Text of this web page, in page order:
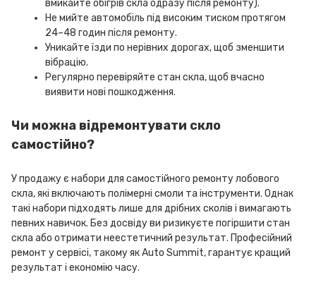
вмикайте обігрів скла одразу після ремонту).
Не мийте автомобіль під високим тиском протягом
24–48 годин після ремонту.
Уникайте їзди по нерівних дорогах, щоб зменшити
вібрацію.
Регулярно перевіряйте стан скла, щоб вчасно
виявити нові пошкодження.
Чи можна відремонтувати скло
самостійно?
У продажу є набори для самостійного ремонту лобового
скла, які включають полімерні смоли та інструменти. Однак
такі набори підходять лише для дрібних сколів і вимагають
певних навичок. Без досвіду ви ризикуєте погіршити стан
скла або отримати неестетичний результат. Професійний
ремонт у сервісі, такому як Auto Summit, гарантує кращий
результат і економію часу.